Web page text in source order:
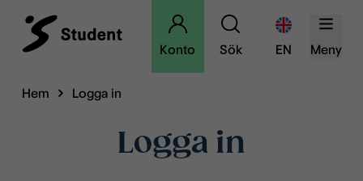
Konto Sök EN Meny
Hem Logga in
Logga in